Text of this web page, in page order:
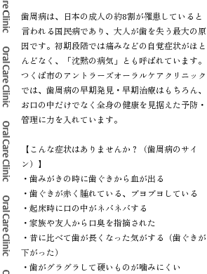
歯周病は、日本の成人の約8割が罹患していると
言われる国民病であり、大人が歯を失う最大の原
因です。初期段階では痛みなどの自覚症状がほと
んどなく、「沈黙の病気」とも呼ばれています。
つくば市のアントラーズオーラルケアクリニック
では、歯周病の早期発見・早期治療はもちろん、
お口の中だけでなく全身の健康を見据えた予防・
管理に力を入れています。
【こんな症状はありませんか？（歯周病のサイ
ン）】
・歯みがきの時に歯ぐきから血が出る
・歯ぐきが赤く腫れている、ブヨブヨしている
・起床時に口の中がネバネバする
・家族や友人から口臭を指摘された
・昔に比べて歯が長くなった気がする（歯ぐきが
下がった）
・歯がグラグラして硬いものが噛みにくい